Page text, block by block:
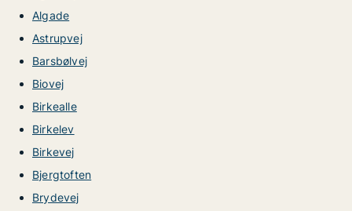
Algade
Astrupvej
Barsbølvej
Biovej
Birkealle
Birkelev
Birkevej
Bjergtoften
Brydevej